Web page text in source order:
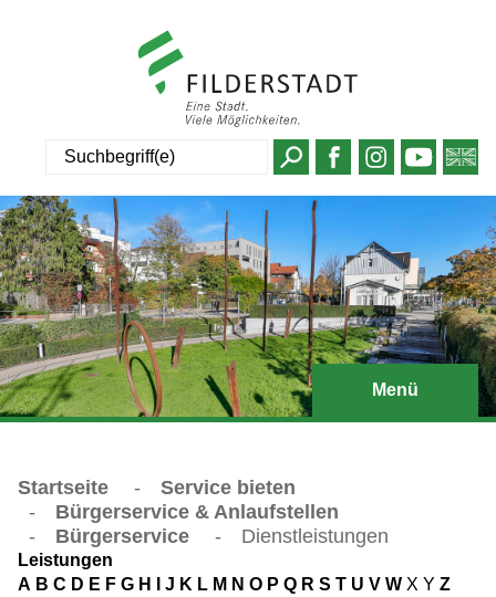
Menü
Startseite -
Service bieten
-
Bürgerservice & Anlaufstellen
-
Bürgerservice - Dienstleistungen
Leistungen
A B C D E F G H J K L M N O P Q R S T U V W X Y Z